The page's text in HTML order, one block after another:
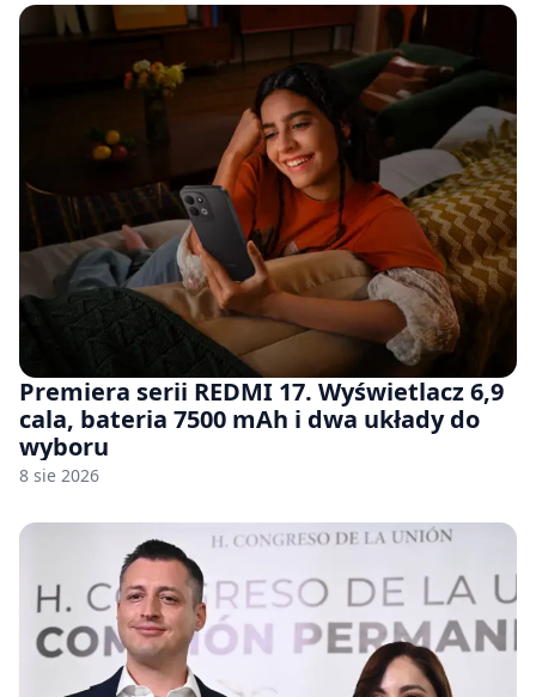
Premiera serii REDMI 17. Wyświetlacz 6,9
cala, bateria 7500 mAh i dwa układy do
wyboru
8 sie 2026